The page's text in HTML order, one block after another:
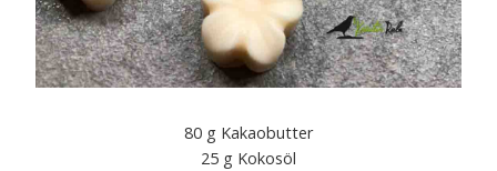
80 g Kakaobutter
25 g Kokosöl